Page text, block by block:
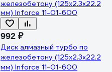
992 ₽
Диск алмазный турбо по
железобетону (125х2.3x22.2
мм) Inforce 11-01-600